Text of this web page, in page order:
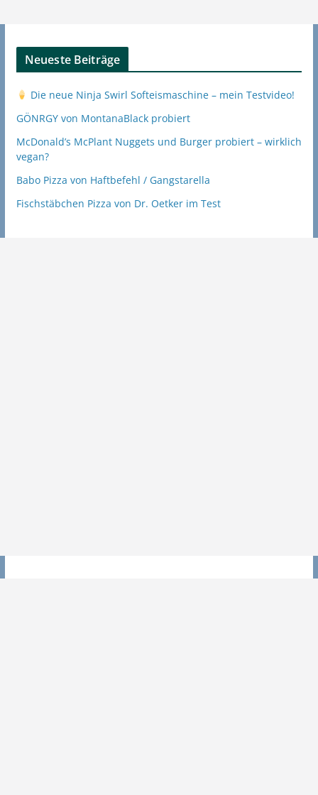
Neueste Beiträge
Die neue Ninja Swirl Softeismaschine – mein Testvideo!
GÖNRGY von MontanaBlack probiert
McDonald’s McPlant Nuggets und Burger probiert – wirklich
vegan?
Babo Pizza von Haftbefehl / Gangstarella
Fischstäbchen Pizza von Dr. Oetker im Test